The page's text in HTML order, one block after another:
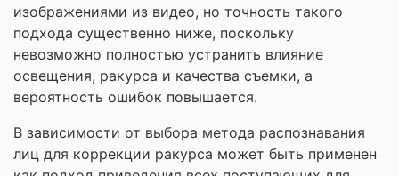
изображениями из видео, но точность такого
подхода существенно ниже, поскольку
невозможно полностью устранить влияние
освещения, ракурса и качества съемки, а
вероятность ошибок повышается.
В зависимости от выбора метода распознавания
лиц для коррекции ракурса может быть применен